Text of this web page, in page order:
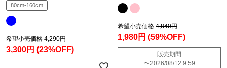
80cm-160cm
希望小売価格 4,290円
3,300円 (23%OFF)
希望小売価格 4,840円
1,980円 (59%OFF)
販売期間
〜2026/08/12 9:59